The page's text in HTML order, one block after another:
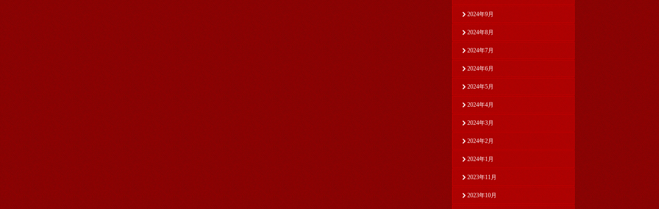
2024年9月
2024年8月
2024年7月
2024年6月
2024年5月
2024年4月
2024年3月
2024年2月
2024年1月
2023年11月
2023年10月